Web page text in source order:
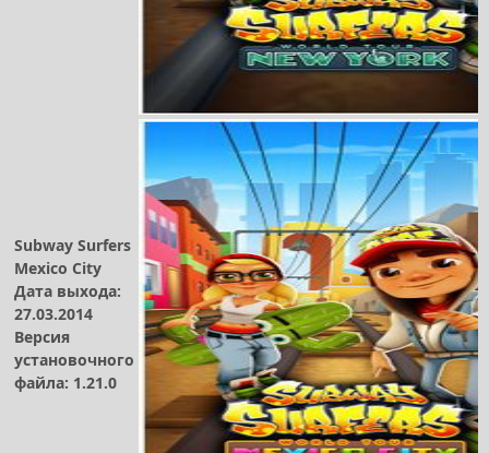
Subway Surfers
Mexico City
Дата выхода:
27.03.2014
Версия
установочного
файла: 1.21.0